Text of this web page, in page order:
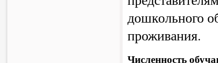
дошкольного
проживания.
Численность